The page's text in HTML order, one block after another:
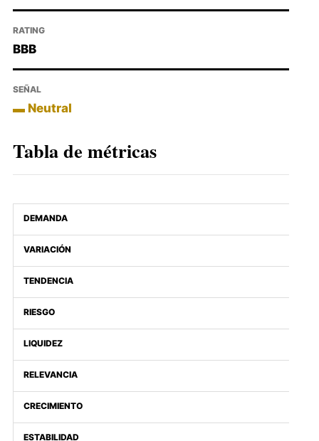
RATING
BBB
SEÑAL
Neutral
Tabla de métricas
DEMANDA
VARIACIÓN
TENDENCIA
RIESGO
LIQUIDEZ
RELEVANCIA
CRECIMIENTO
ESTABILIDAD